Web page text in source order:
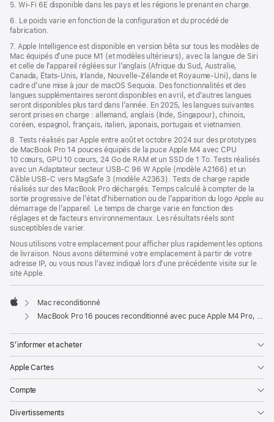
5. Wi-Fi 6E disponible dans les pays et les régions le prenant en charge.
6. Le poids varie en fonction de la configuration et du procédé de
fabrication.
7. Apple Intelligence est disponible en version bêta sur tous les modèles de
Mac équipés d’une puce M1 (et modèles ultérieurs), avec la langue de Siri
et celle de l’appareil réglées sur l’anglais (Afrique du Sud, Australie,
Canada, États-Unis, Irlande, Nouvelle-Zélande et Royaume-Uni), dans le
cadre d’une mise à jour de macOS Sequoia. Des fonctionnalités et des
langues supplémentaires seront disponibles en avril, et d’autres langues
seront disponibles plus tard dans l’année. En 2025, les langues suivantes
seront prises en charge : allemand, anglais (Inde, Singapour), chinois,
coréen, espagnol, français, italien, japonais, portugais et vietnamien.
8. Tests réalisés par Apple entre août et octobre 2024 sur des prototypes
de MacBook Pro 14 pouces équipés de la puce Apple M4 avec CPU
10 cœurs, GPU 10 cœurs, 24 Go de RAM et un SSD de 1 To. Tests réalisés
avec un Adaptateur secteur USB-C 96 W Apple (modèle A2166) et un
Câble USB-C vers MagSafe 3 (modèle A2363). Tests de charge rapide
réalisés sur des MacBook Pro déchargés. Temps calculé à compter de la
sortie progressive de l’état d’hibernation ou de l’apparition du logo Apple au
démarrage de l’appareil. Le temps de charge varie en fonction des
réglages et de facteurs environnementaux. Les résultats réels sont
susceptibles de varier.
Nous utilisons votre emplacement pour afficher plus rapidement les options
de livraison. Nous avons déterminé votre emplacement à partir de votre
adresse IP, ou vous nous l’avez indiqué lors d’une précédente visite sur le
site Apple.
Apple
Mac reconditionné
MacBook Pro 16 pouces reconditionné avec puce Apple M4 Pro, CPU 14 cœurs et GPU 20 cœurs - Noir sidéral
S’informer et acheter
Apple Cartes
Compte
Divertissements